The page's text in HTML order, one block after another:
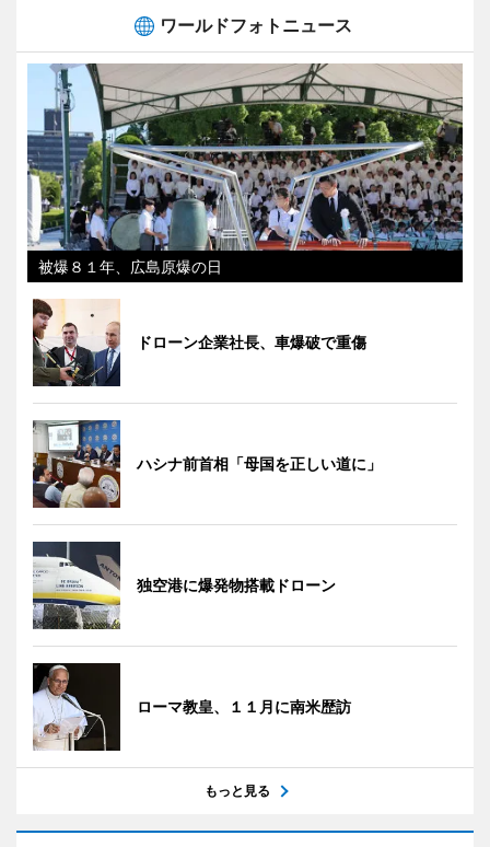
ワールドフォトニュース
被爆８１年、広島原爆の日
ドローン企業社長、車爆破で重傷
ハシナ前首相「母国を正しい道に」
独空港に爆発物搭載ドローン
ローマ教皇、１１月に南米歴訪
もっと見る